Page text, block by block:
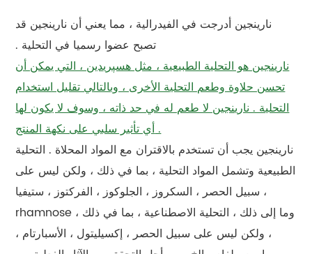
نارينجين أدرجت في الفيدرالية ، مما يعني أن نارينجين قد
تصبح عضوا رسميا في التحلية .
نارينجين هو التحلية الطبيعية ، مثل هسپريدين ، التي يمكن أن
تحسن حلاوة وطعم التحلية الأخرى ، وبالتالي تقليل استخدام
التحلية . نارينجين لا طعم له في حد ذاته ، وسوف لا يكون لها
أي تأثير سلبي على نكهة المنتج .
نارينجين يجب أن تستخدم بالاقتران مع المواد المحلاة . التحلية
الطبيعية وتشمل المواد التحلية ، بما في ذلك ، ولكن ليس على
سبيل الحصر ، السكروز ، الجلوكوز ، الفركتوز ، ستيفيا ،
rhamnose ، وما إلى ذلك ، التحلية الاصطناعية ، بما في ذلك
، ولكن ليس على سبيل الحصر ، إكسيليتول ، الأسبارتام ،